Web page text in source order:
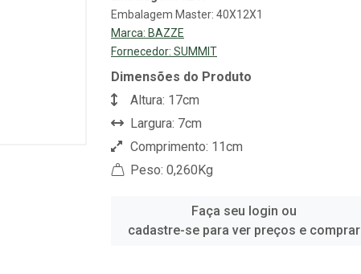
Embalagem Master: 40X12X1
Marca: BAZZE
Fornecedor: SUMMIT
Dimensões do Produto
Altura: 17cm
Largura: 7cm
Comprimento: 11cm
Peso: 0,260Kg
Faça seu login ou
cadastre-se para ver preços e comprar